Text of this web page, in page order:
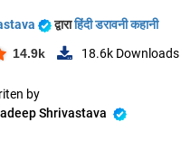
द्वाराहिंदी डरावनी कहानी
14.9k 18.6k Downloads
by
Shrivastava